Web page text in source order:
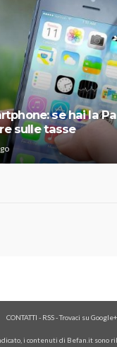
se hai la
sulle tasse
CONTATTI - RSS-Trovaci su Google+
i contenuti di Befan.it sono